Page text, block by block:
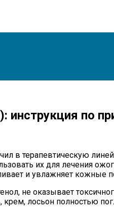
инструкция по
в терапевтическую
их для лечения
и увлажняет кожные
не оказывает
крем, лосьон полностью